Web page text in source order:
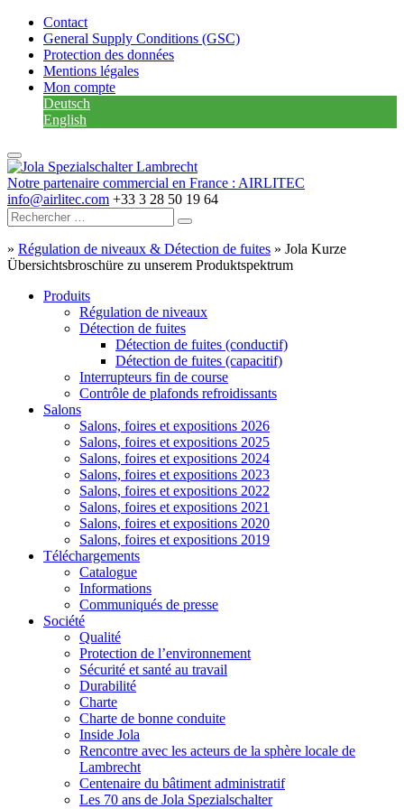
Contact
General Supply Conditions (GSC)
Protection des données
Mentions légales
Mon compte
Deutsch
English
Notre partenaire commercial en France : AIRLITEC
info@airlitec.com +33 3 28 50 19 64
» Régulation de niveaux & Détection de fuites » Jola Kurze
Übersichtsbroschüre zu unserem Produktspektrum
Produits
Régulation de niveaux
Détection de fuites
Détection de fuites (conductif)
Détection de fuites (capacitif)
Interrupteurs fin de course
Contrôle de plafonds refroidissants
Salons
Salons, foires et expositions 2026
Salons, foires et expositions 2025
Salons, foires et expositions 2024
Salons, foires et expositions 2023
Salons, foires et expositions 2022
Salons, foires et expositions 2021
Salons, foires et expositions 2020
Salons, foires et expositions 2019
Téléchargements
Catalogue
Informations
Communiqués de presse
Société
Qualité
Protection de l’environnement
Sécurité et santé au travail
Durabilité
Charte
Charte de bonne conduite
Inside Jola
Rencontre avec les acteurs de la sphère locale de
Lambrecht
Centenaire du bâtiment administratif
Les 70 ans de Jola Spezialschalter